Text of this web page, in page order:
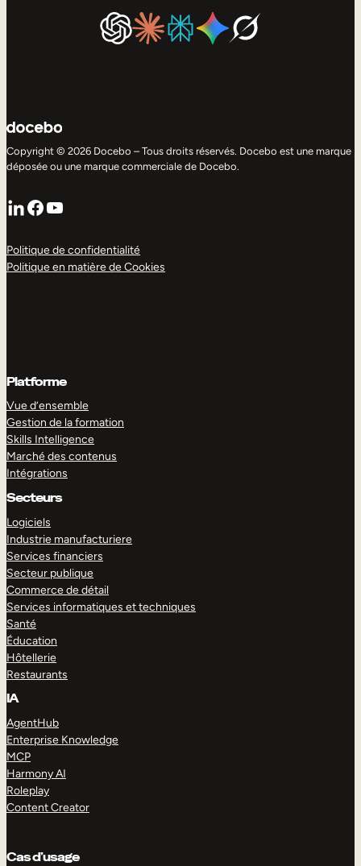
Copyright © 2026 Docebo – Tous droits réservés. Docebo est une marque
déposée ou une marque commerciale de Docebo.
LinkedIn
Facebook
YouTube
Politique de confidentialité
Politique en matière de Cookies
Platforme
Vue d’ensemble
Gestion de la formation
Skills Intelligence
Marché des contenus
Intégrations
Secteurs
Logiciels
Industrie manufacturiere
Services financiers
Secteur publique
Commerce de détail
Services informatiques et techniques
Santé
Éducation
Hôtellerie
Restaurants
IA
AgentHub
Enterprise Knowledge
MCP
Harmony AI
Roleplay
Content Creator
Cas d’usage